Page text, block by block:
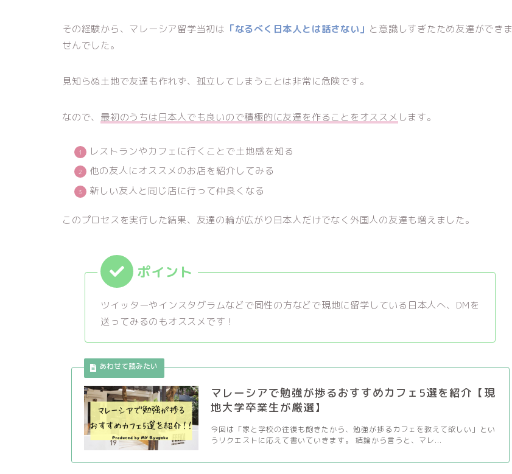
その経験から、マレーシア留学当初は 「なるべく日本人とは話さない」 と意識しすぎたため友達ができま
せんでした。
見知らぬ土地で友達も作れず、孤立してしまうことは非常に危険です。
なので、 最初のうちは日本人でも良いので積極的に友達を作ることをオススメ します。
レストランやカフェに行くことで土地感を知る
他の友人にオススメのお店を紹介してみる
新しい友人と同じ店に行って仲良くなる
このプロセスを実行した結果、友達の輪が広がり日本人だけでなく外国人の友達も増えました。
ツイッターやインスタグラムなどで同性の方などで現地に留学している日本人へ、DMを
送ってみるのもオススメです！
マレーシアで勉強が捗るおすすめカフェ5選を紹介【現
地大学卒業生が厳選】
今回は「家と学校の往復も飽きたから、勉強が捗るカフェを教えて欲しい」とい
うリクエストに応えて書いていきます。 結論から言うと、マレ...